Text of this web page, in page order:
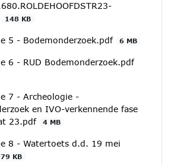
148 KB
5 - Bodemonderzoek.pdf 6 MB
6 - RUD Bodemonderzoek.pdf
7 - Archeologie -
en IVO-verkennende fase
23.pdf
4 MB
8 - Watertoets d.d. 19 mei
79 KB